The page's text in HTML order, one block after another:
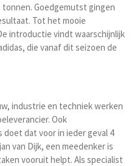
Goedgemutst gingen
Tot het mooie
introductie vindt waarschijnlijk
die vanaf dit seizoen de
industrie en techniek werken
Ook
dat voor in ieder geval 4
van Dijk, een meedenker is
vooruit helpt. Als specialist